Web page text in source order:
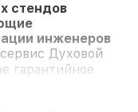
стендов
инженеров
Духовой
гарантийное